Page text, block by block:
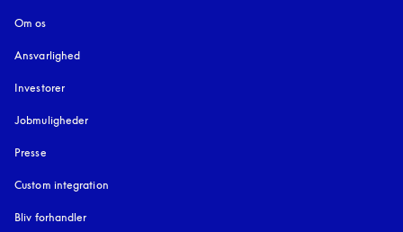
Om os
Ansvarlighed
Investorer
Jobmuligheder
Presse
Custom integration
Bliv forhandler